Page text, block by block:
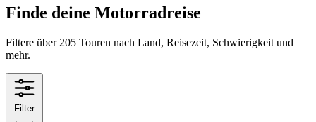
Finde deine Motorradreise
Filtere über 205 Touren nach Land, Reisezeit, Schwierigkeit und
mehr.
Filter